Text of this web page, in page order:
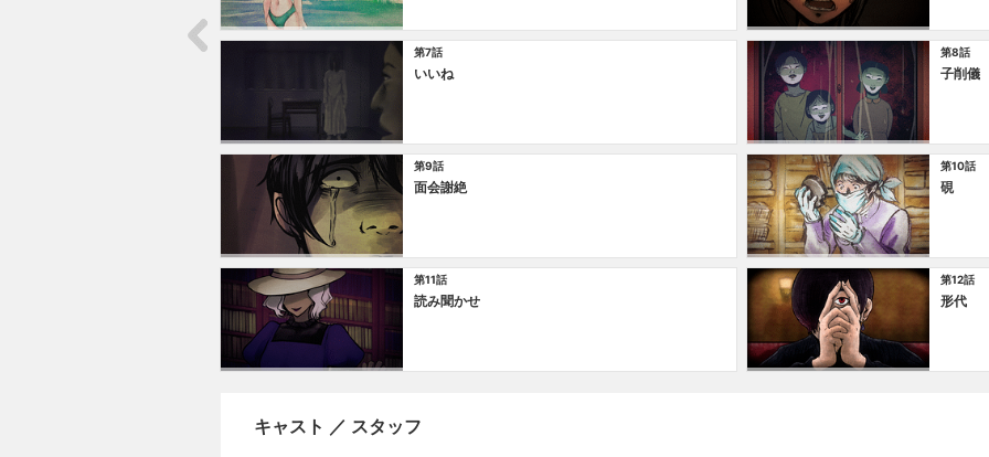
第7話
いいね
第8話
子削儀
第9話
面会謝絶
第10話
硯
第11話
読み聞かせ
第12話
形代
キャスト ／ スタッフ